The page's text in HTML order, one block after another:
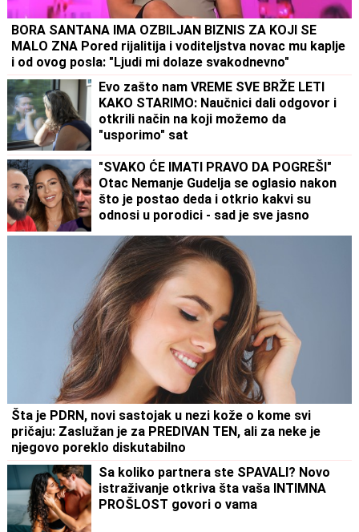
BORA SANTANA IMA OZBILJAN BIZNIS ZA KOJI SE
MALO ZNA Pored rijalitija i voditeljstva novac mu kaplje
i od ovog posla: "Ljudi mi dolaze svakodnevno"
Evo zašto nam VREME SVE BRŽE LETI
KAKO STARIMO: Naučnici dali odgovor i
otkrili način na koji možemo da
"usporimo" sat
"SVAKO ĆE IMATI PRAVO DA POGREŠI"
Otac Nemanje Gudelja se oglasio nakon
što je postao deda i otkrio kakvi su
odnosi u porodici - sad je sve jasno
Šta je PDRN, novi sastojak u nezi kože o kome svi
pričaju: Zaslužan je za PREDIVAN TEN, ali za neke je
njegovo poreklo diskutabilno
Sa koliko partnera ste SPAVALI? Novo
istraživanje otkriva šta vaša INTIMNA
PROŠLOST govori o vama